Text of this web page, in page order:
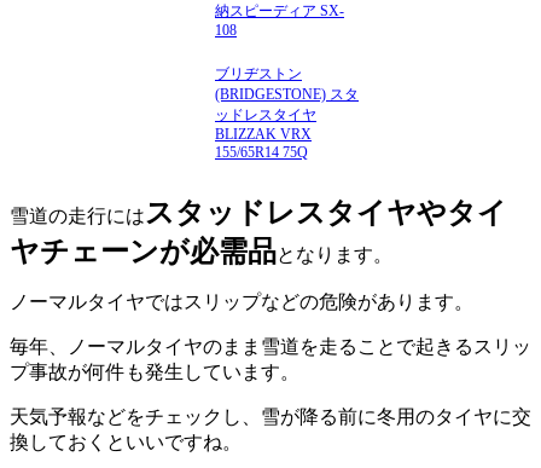
納スピーディア SX-
108
ブリヂストン
(BRIDGESTONE) スタ
ッドレスタイヤ
BLIZZAK VRX
155/65R14 75Q
雪道の走行にはスタッドレスタイヤやタイ
ヤチェーンが必需品となります。
ノーマルタイヤではスリップなどの危険があります。
毎年、ノーマルタイヤのまま雪道を走ることで起きるスリッ
プ事故が何件も発生しています。
天気予報などをチェックし、雪が降る前に冬用のタイヤに交
換しておくといいですね。